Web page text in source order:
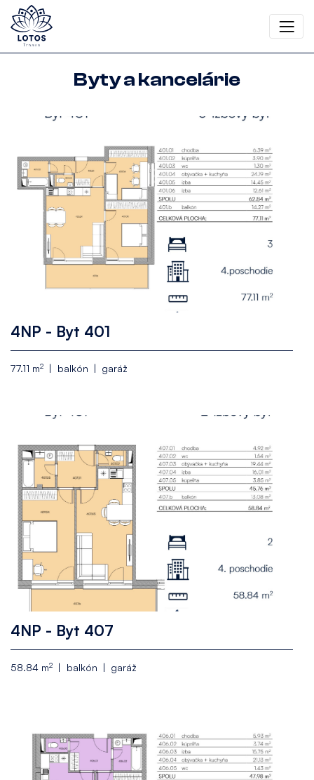
Byty a kancelárie
4NP - Byt 401
77.11 m2 balkón garáž
4NP - Byt 407
58.84 m2 balkón garáž